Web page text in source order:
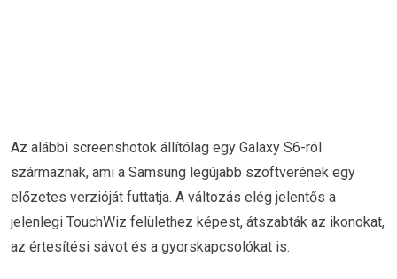
Az alábbi screenshotok állítólag egy Galaxy S6-ról
származnak, ami a Samsung legújabb szoftverének egy
előzetes verzióját futtatja. A változás elég jelentős a
jelenlegi TouchWiz felülethez képest, átszabták az ikonokat,
az értesítési sávot és a gyorskapcsolókat is.